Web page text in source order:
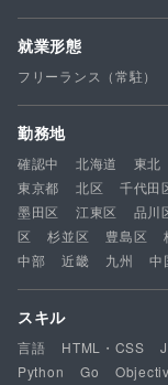
就業形態
フリーランス（常駐）
勤務地
確認中 北海道 東北
東京都
北区 千代田
墨田区
江東区 品川
区
杉並区 豊島区
中部
近畿 九州 中
スキル
言語 HTML・CSS
Python
Go